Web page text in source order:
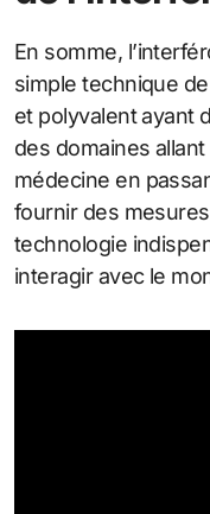
En somme,
simple technique
et polyvalent ayant
des domaines
médecine en
fournir des
technologie
interagir avec le